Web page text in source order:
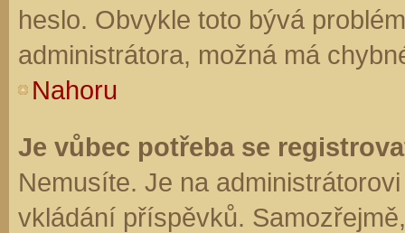
heslo. Obvykle toto bývá
administrátora, možná má
Nahoru
Je vůbec potřeba se
Nemusíte. Je na
vkládání příspěvků.